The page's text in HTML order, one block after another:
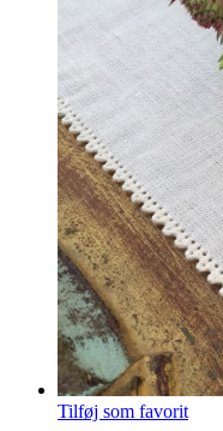
Tilføj som favorit